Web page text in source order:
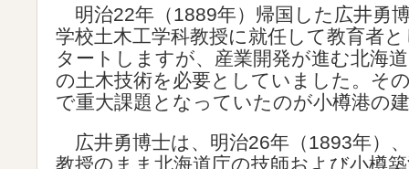
明治22年（1889年）帰国した広井勇
学校土木工学科教授に就任して教育者
タートしますが、産業開発が進む北海
の土木技術を必要としていました。そ
で重大課題となっていたのが小樽港の
広井勇博士は、明治26年（1893年）
教授のまま北海道庁の技師および小樽